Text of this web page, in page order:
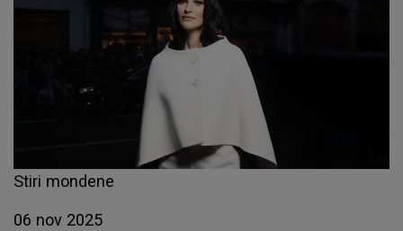
Stiri mondene
06 nov 2025